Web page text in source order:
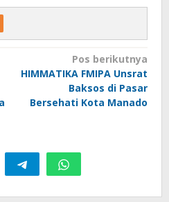
Pos berikutnya
HIMMATIKA FMIPA Unsrat
Baksos di Pasar
Bersehati Kota Manado